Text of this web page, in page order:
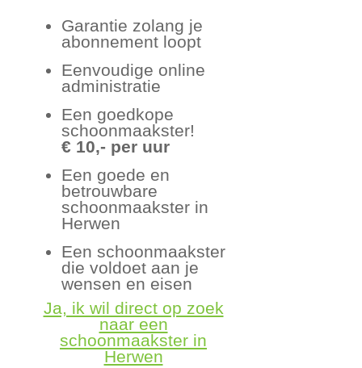
Garantie zolang je
abonnement loopt
Eenvoudige online
administratie
Een goedkope
schoonmaakster!
€ 10,- per uur
Een goede en
betrouwbare
schoonmaakster in
Herwen
Een schoonmaakster
die voldoet aan je
wensen en eisen
Ja, ik wil direct op zoek
naar een
schoonmaakster in
Herwen